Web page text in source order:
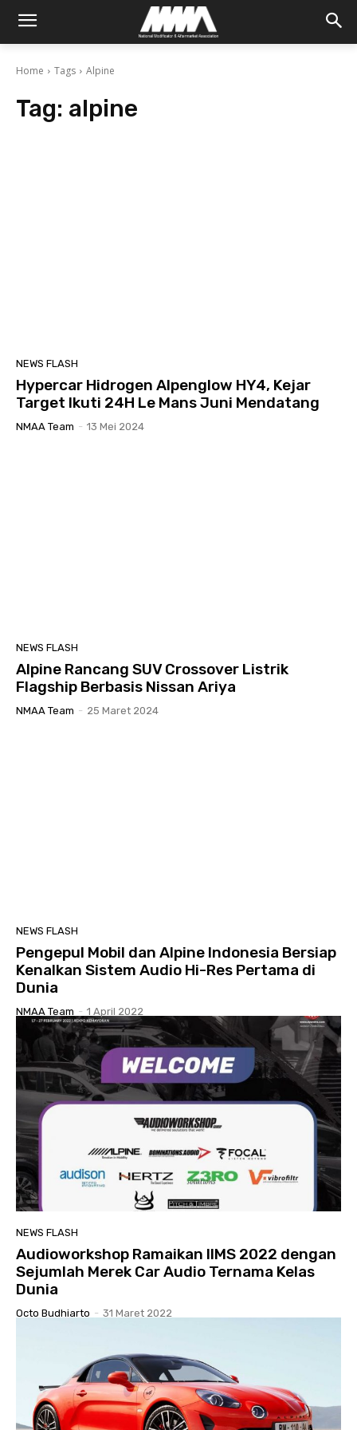
Home Tags Alpine
Tag: alpine
NEWS FLASH
Hypercar Hidrogen Alpenglow HY4, Kejar
Target Ikuti 24H Le Mans Juni Mendatang
NMAA Team - 13 Mei 2024
NEWS FLASH
Alpine Rancang SUV Crossover Listrik
Flagship Berbasis Nissan Ariya
NMAA Team - 25 Maret 2024
NEWS FLASH
Pengepul Mobil dan Alpine Indonesia Bersiap
Kenalkan Sistem Audio Hi-Res Pertama di
Dunia
NMAA Team - 1 April 2022
NEWS FLASH
Audioworkshop Ramaikan IIMS 2022 dengan
Sejumlah Merek Car Audio Ternama Kelas
Dunia
Octo Budhiarto - 31 Maret 2022